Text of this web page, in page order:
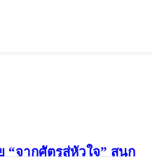
“จากศัตรูสู่หัวใจ” สนุก